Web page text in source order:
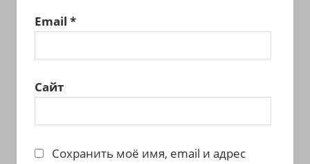
Email *
Сайт
Сохранить моё имя, email и адрес